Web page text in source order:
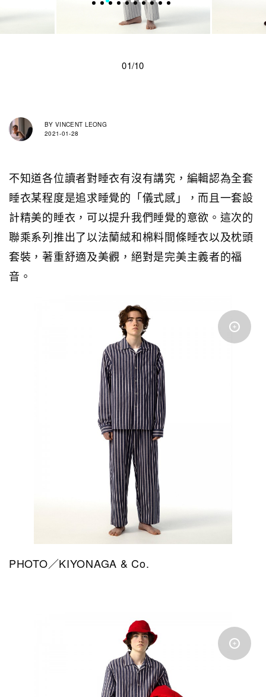
01/10
BY VINCENT LEONG
2021-01-28
不知道各位讀者對睡衣有沒有講究，編輯認為全套
睡衣某程度是追求睡覺的「儀式感」，而且一套設
計精美的睡衣，可以提升我們睡覺的意欲。這次的
聯乘系列推出了以法蘭絨和棉料間條睡衣以及枕頭
套裝，著重舒適及美觀，絕對是完美主義者的福
音。
PHOTO／KIYONAGA & Co.